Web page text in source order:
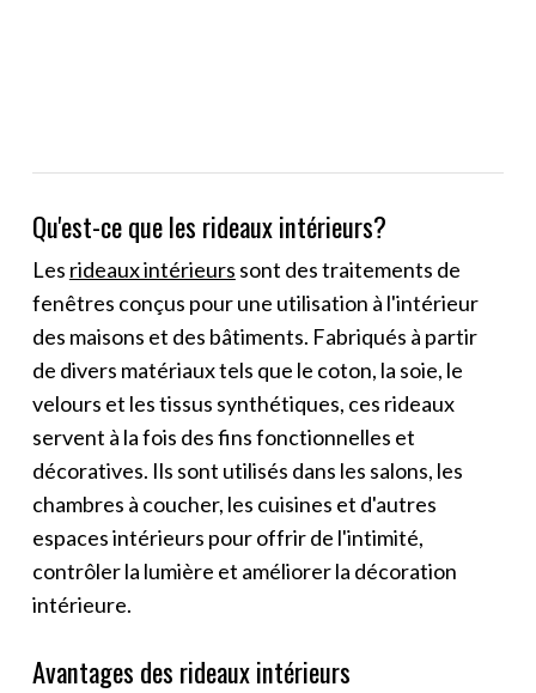
Qu'est-ce que les rideaux intérieurs?
Les rideaux intérieurs sont des traitements de
fenêtres conçus pour une utilisation à l'intérieur
des maisons et des bâtiments. Fabriqués à partir
de divers matériaux tels que le coton, la soie, le
velours et les tissus synthétiques, ces rideaux
servent à la fois des fins fonctionnelles et
décoratives. Ils sont utilisés dans les salons, les
chambres à coucher, les cuisines et d'autres
espaces intérieurs pour offrir de l'intimité,
contrôler la lumière et améliorer la décoration
intérieure.
Avantages des rideaux intérieurs